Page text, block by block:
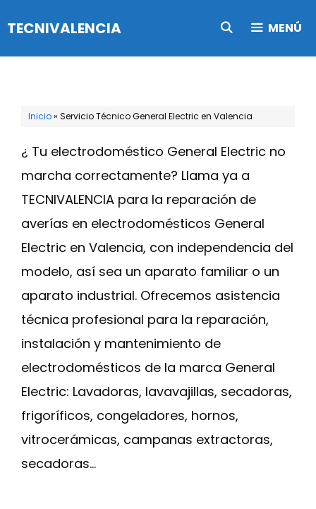
al
contenido
TECNIVALENCIA MENÚ
Inicio» Servicio Técnico General Electric en Valencia
¿ Tu electrodoméstico General Electric no
marcha correctamente? Llama ya a
TECNIVALENCIA para la reparación de
averías en electrodomésticos General
Electric en Valencia, con independencia del
modelo, así sea un aparato familiar o un
aparato industrial. Ofrecemos asistencia
técnica profesional para la reparación,
instalación y mantenimiento de
electrodomésticos de la marca General
Electric: Lavadoras, lavavajillas, secadoras,
frigoríficos, congeladores, hornos,
vitrocerámicas, campanas extractoras,
secadoras…